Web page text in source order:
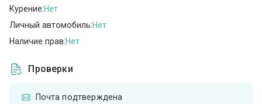
Курение:Нет
Личный автомобиль:Нет
Наличие прав:Нет
Проверки
Почта подтверждена